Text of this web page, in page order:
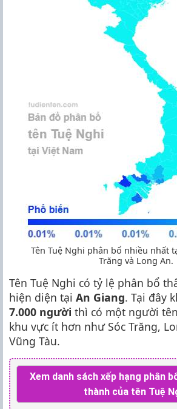
Tên Tuệ Nghi phân bổ nhiều nhất
Trăng và Long An.
Tên Tuệ Nghi có tỷ lệ phân bổ
hiện diện tại An Giang. Tại đây
7.000 người thì có một người
khu vực ít hơn như Sóc Trăng,
Vũng Tàu.
Xem danh sách xếp hạng phân
thành của tên Tuệ